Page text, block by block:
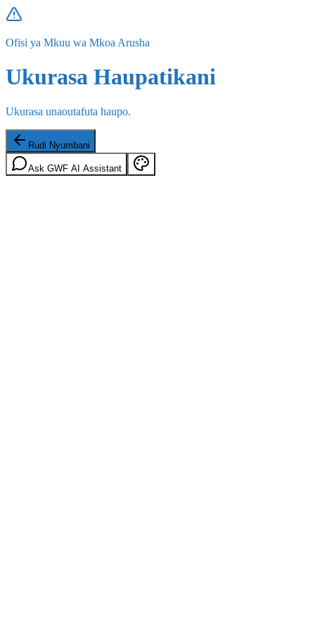
Ofisi ya Mkuu wa Mkoa Arusha
Ukurasa Haupatikani
Ukurasa unaoutafuta haupo.
Rudi Nyumbani
Ask GWF AI Assistant